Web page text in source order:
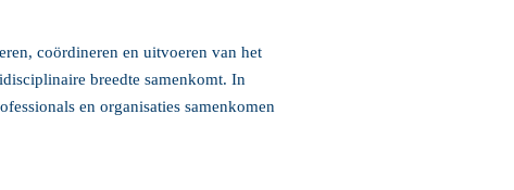
coördineren en uitvoeren van het
breedte samenkomt. In
en organisaties samenkomen